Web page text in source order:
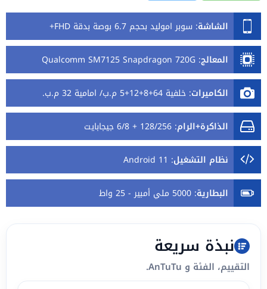
الشاشة: سوبر اموليد بحجم 6.7 بوصة بدقة FHD+
المعالج:
Qualcomm SM7125 Snapdragon 720G
الكاميرات: خلفية 64+8+12+5 م.ب/ امامية 32 م.ب.
الذاكرة+الرام: 128/256 + 6/8 جيجابايت
نظام التشغيل:
Android 11
البطارية: 5000 ملي أمبير - 25 واط
نبذة سريعة
التقييم، الفئة و AnTuTu.